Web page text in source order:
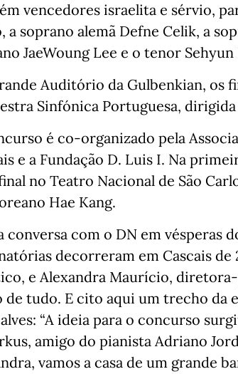
vencedores israelita e sérvio,
a soprano alemã Defne Celik, a
JaeWoung Lee e o tenor
Auditório da Gulbenkian, os
Sinfónica Portuguesa,
é co-organizado pela
e a Fundação D. Luis I. Na
no Teatro Nacional de São
Hae Kang.
conversa com o DN em vésperas
decorreram em Cascais
e Alexandra Maurício,
tudo. E cito aqui um trecho da
“A ideia para o concurso
amigo do pianista Adriano
vamos a casa de um grande